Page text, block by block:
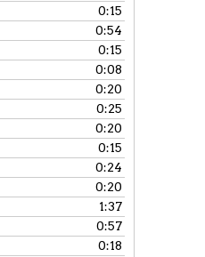
0:15
0:54
0:15
0:08
0:20
0:25
0:20
0:15
0:24
0:20
1:37
0:57
0:18